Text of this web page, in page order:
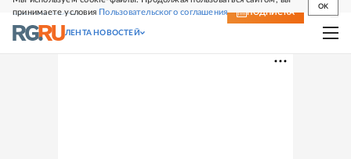
принимаете условия Пользовательского соглашения
OK
СВЕЖИЙ НОМЕР ПОДПИСКА
ЛЕНТА НОВОСТЕЙ